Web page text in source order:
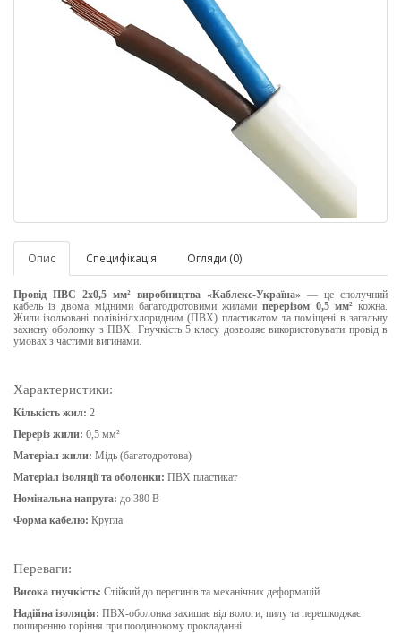
Опис Специфікація Огляди (0)
Провід ПВС 2х0,5 мм² виробництва «Каблекс-Україна» — це сполучний
кабель із двома мідними багатодротовими жиламиперерізом 0,5 мм²кожна.
Жили ізольовані полівінілхлоридним (ПВХ) пластикатом та поміщені в загальну
захисну оболонку з ПВХ. Гнучкість 5 класу дозволяє використовувати провід в
умовах з частими вигинами.
Характеристики:
Кількість жил: 2
Переріз жили: 0,5 мм²
Матеріал жили: Мідь (багатодротова)
Матеріал ізоляції та оболонки: ПВХ пластикат
Номінальна напруга: до 380 В
Форма кабелю: Кругла
Переваги:
Висока гнучкість: Стійкий до перегинів та механічних деформацій.
Надійна ізоляція: ПВХ-оболонка захищає від вологи, пилу та перешкоджає
поширенню горіння при поодинокому прокладанні.